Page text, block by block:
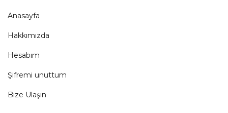
Anasayfa
Hakkımızda
Hesabım
Şifremi unuttum
Bize Ulaşın